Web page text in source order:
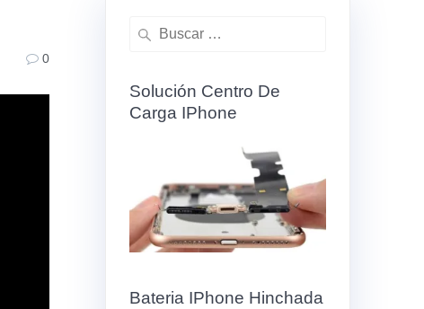
0
Solución Centro De
Carga IPhone
Bateria IPhone Hinchada